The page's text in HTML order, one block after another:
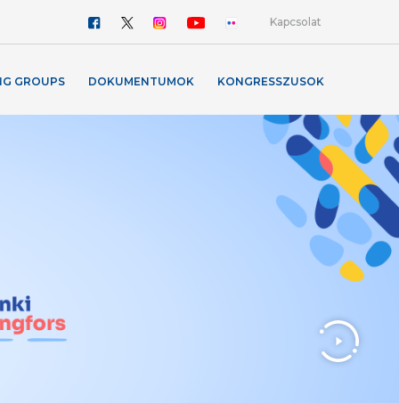
Kapcsolat
GROUPS DOKUMENTUMOK KONGRESSZUSOK